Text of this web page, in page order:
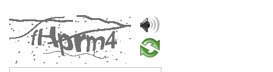
请输入验证码